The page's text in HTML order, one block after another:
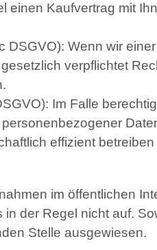
einen Kaufvertrag mit
DSGVO): Wenn wir
verpflichtet
Im Falle
effizient
im öffentlichen
der Regel nicht auf.
Stelle ausgewiesen.